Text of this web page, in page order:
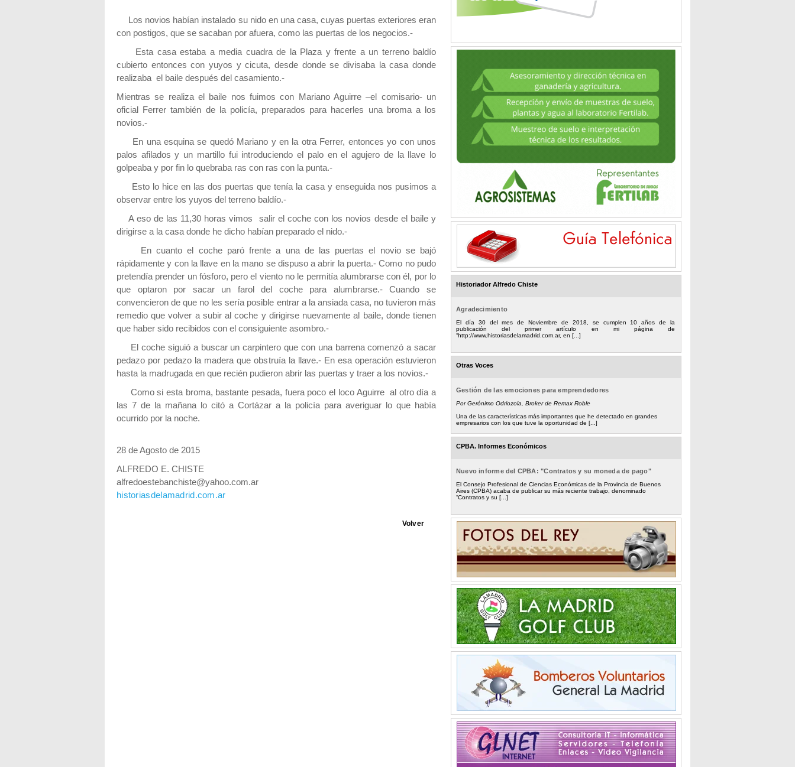
Los novios habían instalado su nido en una casa, cuyas puertas exteriores eran
con postigos, que se sacaban por afuera, como las puertas de los negocios.-
Esta casa estaba a media cuadra de la Plaza y frente a un terreno baldío
cubierto entonces con yuyos y cicuta, desde donde se divisaba la casa donde
realizaba el baile después del casamiento.-
Mientras se realiza el baile nos fuimos con Mariano Aguirre –el comisario- un
oficial Ferrer también de la policía, preparados para hacerles una broma a los
novios.-
En una esquina se quedó Mariano y en la otra Ferrer, entonces yo con unos
palos afilados y un martillo fui introduciendo el palo en el agujero de la llave lo
golpeaba y por fin lo quebraba ras con ras con la punta.-
Esto lo hice en las dos puertas que tenía la casa y enseguida nos pusimos a
observar entre los yuyos del terreno baldío.-
A eso de las 11,30 horas vimos salir el coche con los novios desde el baile y
dirigirse a la casa donde he dicho habían preparado el nido.-
En cuanto el coche paró frente a una de las puertas el novio se bajó
rápidamente y con la llave en la mano se dispuso a abrir la puerta.- Como no pudo
pretendía prender un fósforo, pero el viento no le permitía alumbrarse con él, por lo
que optaron por sacar un farol del coche para alumbrarse.- Cuando se
convencieron de que no les sería posible entrar a la ansiada casa, no tuvieron más
remedio que volver a subir al coche y dirigirse nuevamente al baile, donde tienen
que haber sido recibidos con el consiguiente asombro.-
El coche siguió a buscar un carpintero que con una barrena comenzó a sacar
pedazo por pedazo la madera que obstruía la llave.- En esa operación estuvieron
hasta la madrugada en que recién pudieron abrir las puertas y traer a los novios.-
Como si esta broma, bastante pesada, fuera poco el loco Aguirre al otro día a
las 7 de la mañana lo citó a Cortázar a la policía para averiguar lo que había
ocurrido por la noche.
28 de Agosto de 2015
ALFREDO E. CHISTE
alfredoestebanchiste@yahoo.com.ar
historiasdelamadrid.com.ar
Volver
Historiador Alfredo Chiste
Agradecimiento
El día 30 del mes de Noviembre de 2018, se cumplen 10 años de la
publicación del primer artículo en mi página de
“http://www.historiasdelamadrid.com.ar, en [...]
Otras Voces
Gestión de las emociones para emprendedores
Por Gerónimo Odriozola, Broker de Remax Roble
Una de las características más importantes que he detectado en grandes
empresarios con los que tuve la oportunidad de [...]
CPBA. Informes Económicos
Nuevo informe del CPBA: "Contratos y su moneda de pago"
El Consejo Profesional de Ciencias Económicas de la Provincia de Buenos
Aires (CPBA) acaba de publicar su más reciente trabajo, denominado
“Contratos y su [...]